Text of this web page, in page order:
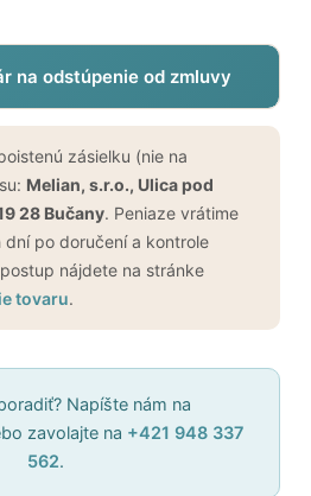
na odstúpenie od zmluvy
zásielku (nie na
Melian, s.r.o., Ulica pod
28 Bučany. Peniaze vrátime
po doručení a kontrole
nájdete na stránke
tovaru.
Napíšte nám na
zavolajte na +421 948 337
562.